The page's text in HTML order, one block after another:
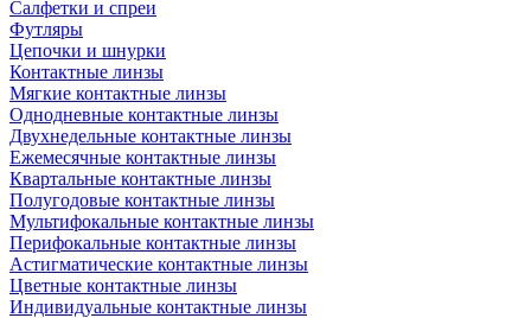
Салфетки и спреи
Футляры
Цепочки и шнурки
Контактные линзы
Мягкие контактные линзы
Однодневные контактные линзы
Двухнедельные контактные линзы
Ежемесячные контактные линзы
Квартальные контактные линзы
Полугодовые контактные линзы
Мультифокальные контактные линзы
Перифокальные контактные линзы
Астигматические контактные линзы
Цветные контактные линзы
Индивидуальные контактные линзы